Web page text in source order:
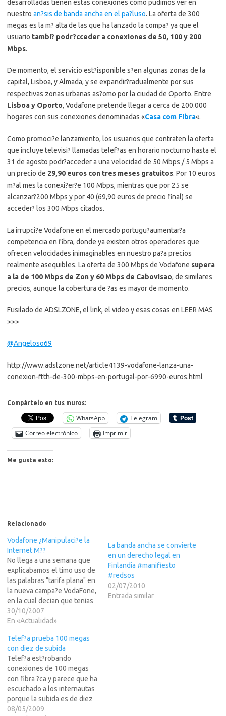
desarrolladas tienen estas conexiones como pudimos ver en
nuestro an?sis de banda ancha en el pa?luso. La oferta de 300
megas es la m? alta de las que ha lanzado la compa? ya que el
usuario tambi? podr?cceder a conexiones de 50, 100 y 200
Mbps.
De momento, el servicio est?isponible s?en algunas zonas de la
capital, Lisboa, y Almada, y se expandir?radualmente por sus
respectivas zonas urbanas as?omo por la ciudad de Oporto. Entre
Lisboa y Oporto, Vodafone pretende llegar a cerca de 200.000
hogares con sus conexiones denominadas «Casa com Fibra«.
Como promoci?e lanzamiento, los usuarios que contraten la oferta
que incluye televisi? llamadas telef?as en horario nocturno hasta el
31 de agosto podr?acceder a una velocidad de 50 Mbps / 5 Mbps a
un precio de 29,90 euros con tres meses gratuitos. Por 10 euros
m?al mes la conexi?er?e 100 Mbps, mientras que por 25 se
alcanzar?200 Mbps y por 40 (69,90 euros de precio final) se
acceder? los 300 Mbps citados.
La irrupci?e Vodafone en el mercado portugu?aumentar?a
competencia en fibra, donde ya existen otros operadores que
ofrecen velocidades inimaginables en nuestro pa?a precios
realmente asequibles. La oferta de 300 Mbps de Vodafone supera
a la de 100 Mbps de Zon y 60 Mbps de Cabovisao, de similares
precios, aunque la cobertura de ?as es mayor de momento.
Fusilado de ADSLZONE, el link, el video y esas cosas en LEER MAS
>>>
@Angeloso69
http://www.adslzone.net/article4139-vodafone-lanza-una-
conexion-ftth-de-300-mbps-en-portugal-por-6990-euros.html
Compártelo en tus muros:
WhatsApp
Telegram
Correo electrónico
Imprimir
Me gusta esto:
Relacionado
Vodafone ¿Manipulaci?e la
Internet M??
No llega a una semana que
explicabamos el timo uso de
las palabras "tarifa plana" en
la nueva campa?e VodaFone,
en la cual decian que tenias
una "tarifa plana" de 100
conexiones y 5 megas (de
banda) al mes. Yo ya ponia en
entredicho a…
30/10/2007
En «Actualidad»
La banda ancha se convierte
en un derecho legal en
Finlandia #manifiesto
#redsos
02/07/2010
Entrada similar
Telef?a prueba 100 megas
con diez de subida
Telef?a est?robando
conexiones de 100 megas
con fibra ?ca y parece que ha
escuchado a los internautas
porque la subida es de diez
megas. ADSLzone.net ha
08/05/2009